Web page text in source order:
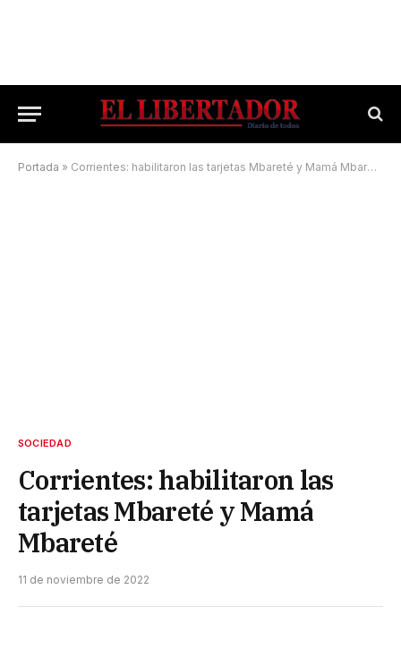
Portada » Corrientes: habilitaron las tarjetas Mbareté y Mamá Mbareté
SOCIEDAD
Corrientes: habilitaron las
tarjetas Mbareté y Mamá
Mbareté
11 de noviembre de 2022